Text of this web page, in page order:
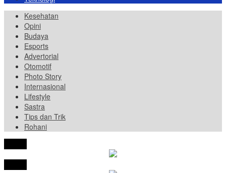
Kesehatan
Opini
Budaya
Esports
Advertorial
Otomotif
Photo Story
Internasional
Lifestyle
Sastra
Tips dan Trik
Rohani